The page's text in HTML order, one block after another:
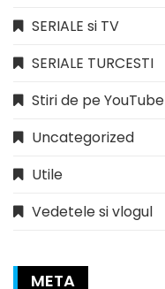
SERIALE si TV
SERIALE TURCESTI
Stiri de pe YouTube
Uncategorized
Utile
Vedetele si vlogul
META